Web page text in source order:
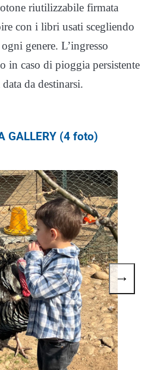
riutilizzabile firmata
con i libri usati scegliendo
genere. L’ingresso
in caso di pioggia persistente
da destinarsi.
GALLERY (4 foto)
→